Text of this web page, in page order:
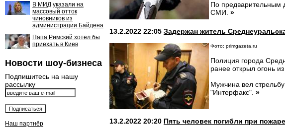
В МИД указали на
массовый отток
чиновников из
администрации Байдена
Папа Римский хотел бы
приехать в Киев
Новости шоу-бизнеса
Подпишитесь на нашу
рассылку
Наш партнёр
По предварительным
СМИ. »
13.2.2022 22:05 Задержан житель
Фото: primgazeta.ru
Полиция города
ранее открыл огонь
Мужчина вел
"Интерфакс". »
13.2.2022 20:20 Пять человек погибли при